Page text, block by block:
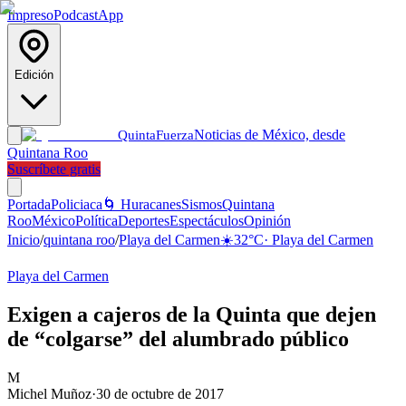
ImpresoPodcastApp
Edición
QuintaFuerzaNoticias de México, desde
Quintana Roo
Suscríbete gratis
PortadaPoliciaca 🌀 HuracanesSismosQuintana
RooMéxicoPolíticaDeportesEspectáculosOpinión
Inicio/quintana roo/Playa del Carmen☀️32°C· Playa del Carmen
Playa del Carmen
Exigen a cajeros de la Quinta que dejen
de “colgarse” del alumbrado público
M
Michel Muñoz·30 de octubre de 2017